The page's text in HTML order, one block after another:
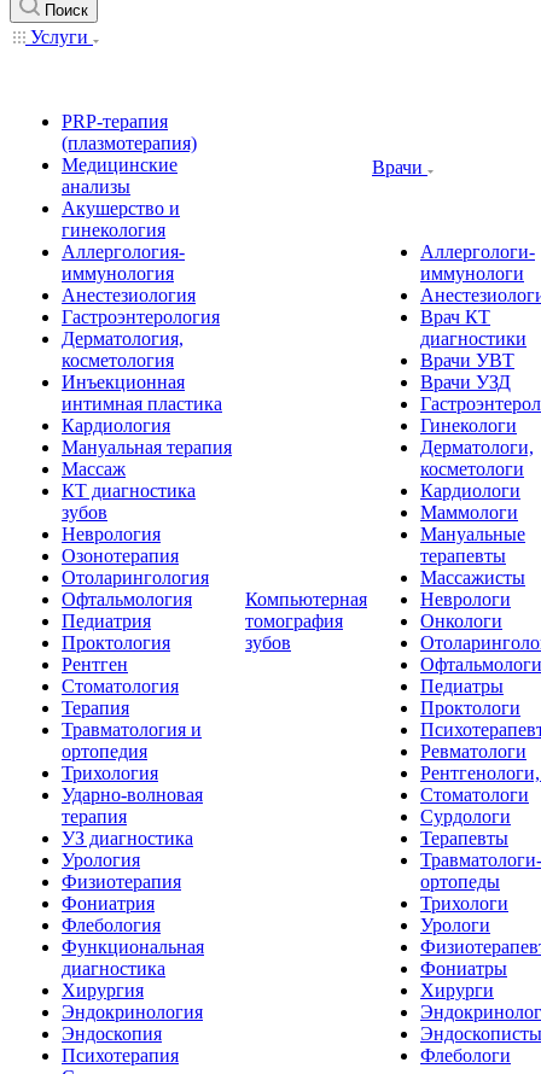
Поиск
Услуги
PRP-терапия
(плазмотерапия)
Медицинские
анализы
Акушерство и
гинекология
Аллергология-
иммунология
Анестезиология
Гастроэнтерология
Дерматология,
косметология
Инъекционная
интимная пластика
Кардиология
Мануальная терапия
Массаж
КТ диагностика
зубов
Неврология
Озонотерапия
Отоларингология
Офтальмология
Педиатрия
Проктология
Рентген
Стоматология
Терапия
Травматология и
ортопедия
Трихология
Ударно-волновая
терапия
УЗ диагностика
Урология
Физиотерапия
Фониатрия
Флебология
Функциональная
диагностика
Хирургия
Эндокринология
Эндоскопия
Психотерапия
Компьютерная
томография
зубов
Врачи
Аллергологи-
иммунологи
Врач КТ
диагностики
Врачи УВТ
Врачи УЗД
Гинекологи
Дерматологи,
косметологи
Кардиологи
Маммологи
Мануальные
терапевты
Массажисты
Неврологи
Онкологи
Офтальмологи
Педиатры
Проктологи
Ревматологи
Стоматологи
Сурдологи
Терапевты
Травматологи-
ортопеды
Трихологи
Урологи
Фониатры
Хирурги
Эндоскописты
Флебологи